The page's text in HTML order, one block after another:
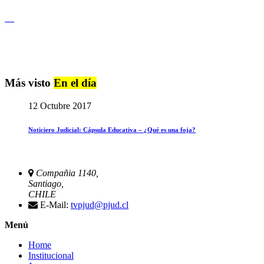
Más visto En el día
12 Octubre 2017
Noticiero Judicial: Cápsula Educativa – ¿Qué es una foja?
Compañia 1140,
Santiago,
CHILE
E-Mail: tvpjud@pjud.cl
Menú
Home
Institucional